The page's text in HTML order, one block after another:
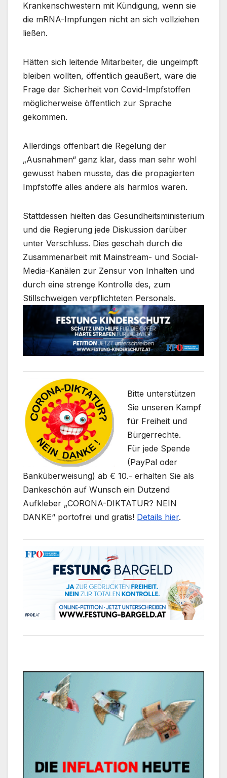
Krankenschwestern mit Kündigung, wenn sie
die mRNA-Impfungen nicht an sich vollziehen
ließen.
Hätten sich leitende Mitarbeiter, die ungeimpft
bleiben wollten, öffentlich geäußert, wäre die
Frage der Sicherheit von Covid-Impfstoffen
möglicherweise öffentlich zur Sprache
gekommen.
Allerdings offenbart die Regelung der
„Ausnahmen“ ganz klar, dass man sehr wohl
gewusst haben musste, das die propagierten
Impfstoffe alles andere als harmlos waren.
Stattdessen hielten das Gesundheitsministerium
und die Regierung jede Diskussion darüber
unter Verschluss. Dies geschah durch die
Zusammenarbeit mit Mainstream- und Social-
Media-Kanälen zur Zensur von Inhalten und
durch eine strenge Kontrolle des, zum
Stillschweigen verpflichteten Personals.
Bitte unterstützen
Sie unseren Kampf
für Freiheit und
Bürgerrechte.
Für jede Spende
(PayPal oder
Banküberweisung) ab € 10.- erhalten Sie als
Dankeschön auf Wunsch ein Dutzend
Aufkleber „CORONA-DIKTATUR? NEIN
DANKE“ portofrei und gratis! Details hier.